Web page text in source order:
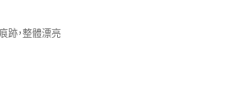
跡，整體漂亮